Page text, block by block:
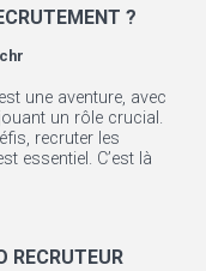
?
une aventure, avec
un rôle crucial.
recruter les
essentiel. C’est là
RECRUTEUR